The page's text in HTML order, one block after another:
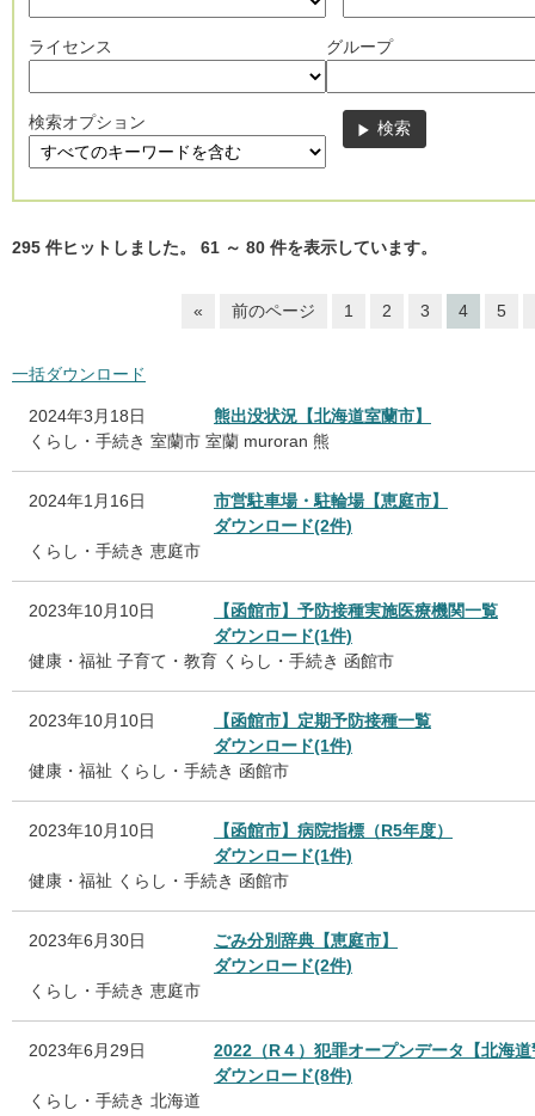
ライセンス グループ
検索オプション
295 件ヒットしました。 61 ～ 80 件を表示しています。
« 前のページ 1 2 3 4 5
一括ダウンロード
2024年3月18日
熊出没状況【北海道室蘭市】
くらし・手続き 室蘭市 室蘭 muroran 熊
2024年1月16日
市営駐車場・駐輪場【恵庭市】
ダウンロード(2件)
くらし・手続き 恵庭市
2023年10月10日
【函館市】予防接種実施医療機関一覧
ダウンロード(1件)
健康・福祉 子育て・教育 くらし・手続き 函館市
2023年10月10日
【函館市】定期予防接種一覧
ダウンロード(1件)
健康・福祉 くらし・手続き 函館市
2023年10月10日
【函館市】病院指標（R5年度）
ダウンロード(1件)
健康・福祉 くらし・手続き 函館市
2023年6月30日
ごみ分別辞典【恵庭市】
ダウンロード(2件)
くらし・手続き 恵庭市
2023年6月29日
2022（R４）犯罪オープンデータ【北海
ダウンロード(8件)
くらし・手続き 北海道